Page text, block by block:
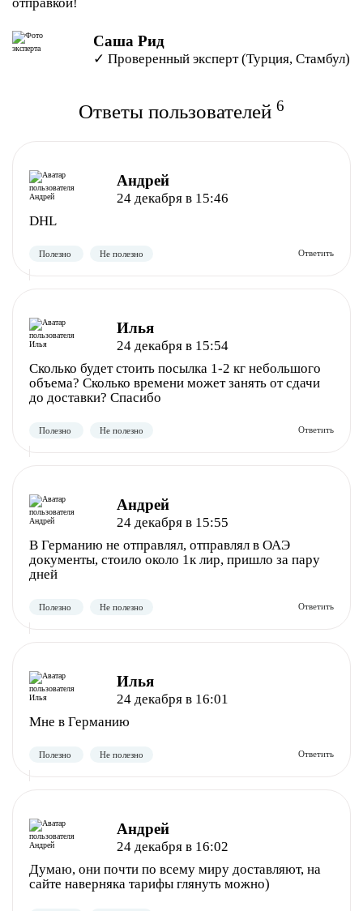
Саша Рид
✓ Проверенный эксперт (Турция, Стамбул)
Ответы пользователей 6
Андрей
24 декабря в 15:46
DHL
Полезно Не полезно
Илья
24 декабря в 15:54
Сколько будет стоить посылка 1-2 кг небольшого
объема? Сколько времени может занять от сдачи
до доставки? Спасибо
Полезно Не полезно
Андрей
24 декабря в 15:55
В Германию не отправлял, отправлял в ОАЭ
документы, стоило около 1к лир, пришло за пару
дней
Илья
24 декабря в 16:01
Мне в Германию
Андрей
24 декабря в 16:02
Думаю, они почти по всему миру доставляют, на
сайте наверняка тарифы глянуть можно)